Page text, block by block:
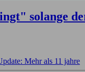
solange
Mehr als 11 jahre